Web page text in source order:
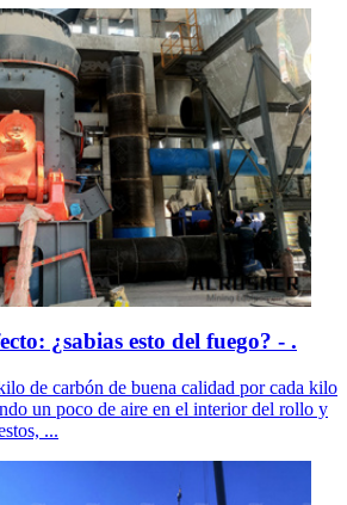
¿sabias esto del fuego? - .
de carbón de buena calidad por cada kilo
un poco de aire en el interior del rollo y
...